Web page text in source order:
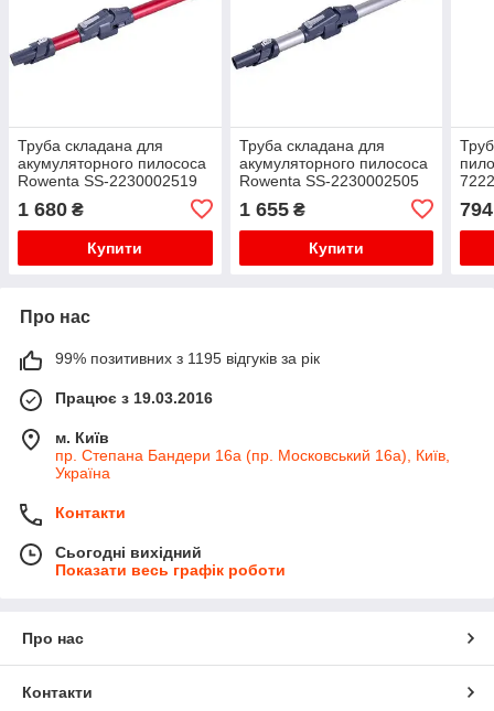
Труба складана для
акумуляторного пилососа
Rowenta SS-2230002519
1 680 ₴
Купити
Труба складана для
акумуляторного пилососа
Rowenta SS-2230002505
1 655₴
Купити
794
Про нас
99% позитивних з 1195 відгуків за рік
Працює з 19.03.2016
м. Київ
пр. Степана Бандери 16а (пр. Московський 16а), Київ,
Україна
Контакти
Сьогодні вихідний
Показати весь графік роботи
Про нас
Контакти